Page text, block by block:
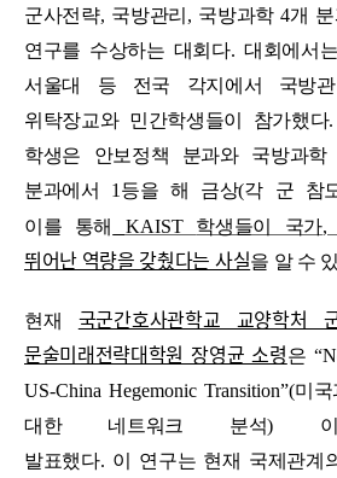
군사전략, 국방관리 , 국방과학4개
연구를 수상하는 대회다. 대회에서
서울대 등 전국 각지에서 국방
위탁장교와 민간학생들이 참가했다.
학생은 안보정책 분과와 국방과
분과에서 1 등을 해 금상(각 군 참
이를 통해
KAIST 학생들이 국가,
뛰어난 역량을 갖췄다는 사실을 알 수
현재 국군간호사관학교 교양학처
문술미래전략대학원 장영균 소령은
US-China Hegemonic Transition”(미국
대한 네트워크 분석)
발표했다. 이
연구는 현재 국제관계